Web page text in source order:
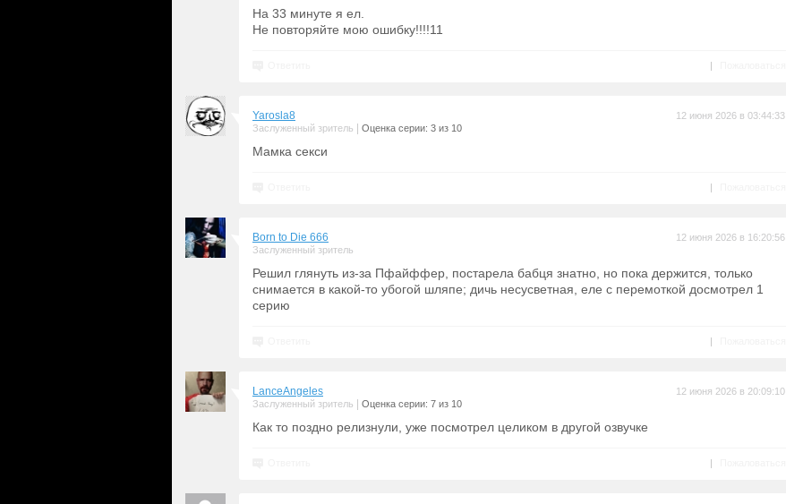
На 33 минуте я ел.
Не повторяйте мою ошибку!!!!11
|
Yarosla8
Заслуженный зритель Оценка серии: 3 из 10
12 июня 2026 в 03:44:33
Мамка секси
|
Born to Die 666
Заслуженный зритель
12 июня 2026 в 16:20:56
Решил глянуть из-за Пфайффер, постарела бабця знатно, но пока держится, только
снимается в какой-то убогой шляпе; дичь несусветная, еле с перемоткой досмотрел 1
серию
|
LanceAngeles
Заслуженный зритель Оценка серии: 7 из 10
12 июня 2026 в 20:09:10
Как то поздно релизнули, уже посмотрел целиком в другой озвучке
|